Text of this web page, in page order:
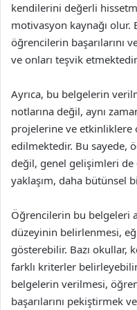
kendilerini değerli
motivasyon kaynağı
öğrencilerin başarılarını
ve onları teşvik
Ayrıca, bu belgelerin
notlarına değil, aynı
projelerine ve etkinliklere
edilmektedir. Bu sayede,
değil, genel gelişimleri
yaklaşım, daha bütünsel
Öğrencilerin bu belgeleri
düzeyinin belirlenmesi,
gösterebilir. Bazı okullar,
farklı kriterler
belgelerin verilmesi,
başarılarını pekiştirmek